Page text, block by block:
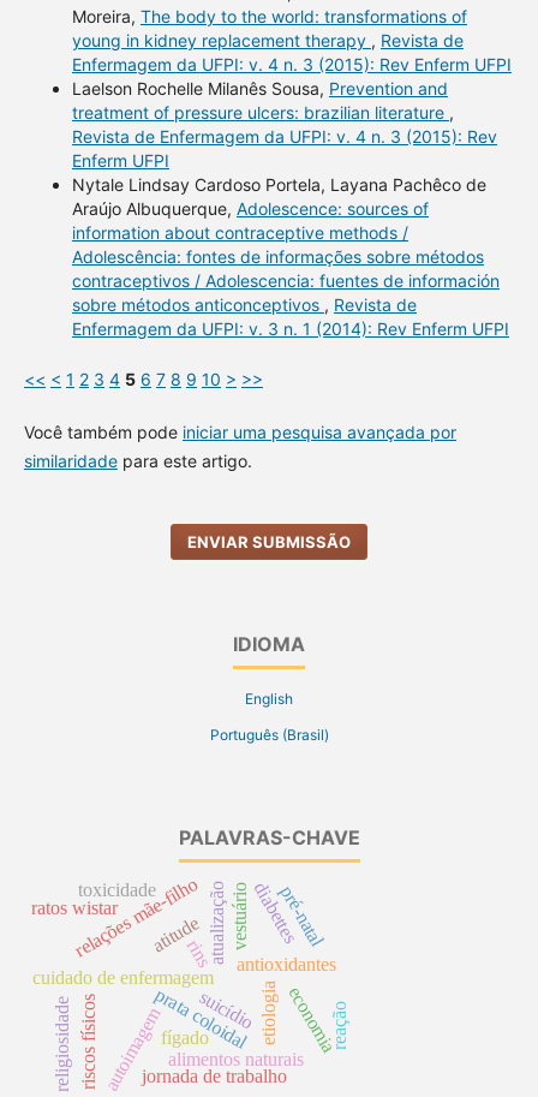
Moreira, The body to the world: transformations of
young in kidney replacement therapy , Revista de
Enfermagem da UFPI: v. 4 n. 3 (2015): Rev Enferm UFPI
Laelson Rochelle Milanês Sousa, Prevention and
treatment of pressure ulcers: brazilian literature ,
Revista de Enfermagem da UFPI: v. 4 n. 3 (2015): Rev
Enferm UFPI
Nytale Lindsay Cardoso Portela, Layana Pachêco de
Araújo Albuquerque, Adolescence: sources of
information about contraceptive methods /
Adolescência: fontes de informações sobre métodos
contraceptivos / Adolescencia: fuentes de información
sobre métodos anticonceptivos , Revista de
Enfermagem da UFPI: v. 3 n. 1 (2014): Rev Enferm UFPI
<< < 1 2 3 4 5 6 7 8 9 10 > >>
Você também pode iniciar uma pesquisa avançada por
similaridadepara este artigo.
ENVIAR SUBMISSÃO
IDIOMA
English
Português (Brasil)
PALAVRAS-CHAVE
cuidado de enfermagem
prata coloidaletiologia
atualização antioxidantes
alimentos naturais
relações mãe-filho
riscos físicos autoimagem
rins
suicídio
jornada de trabalho
vestuário
economia
fígado reação
diabettes
toxicidade
ratos wistar
atitude
religiosidade
pré-natal